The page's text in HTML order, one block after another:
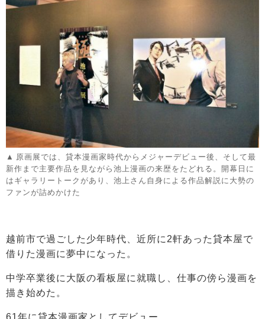
原画展では、貸本漫画家時代からメジャーデビュー後、そして最
新作まで主要作品を見ながら池上漫画の来歴をたどれる。開幕日に
はギャラリートークがあり、池上さん自身による作品解説に大勢の
ファンが詰めかけた
越前市で過ごした少年時代、近所に2軒あった貸本屋で
借りた漫画に夢中になった。
中学卒業後に大阪の看板屋に就職し、仕事の傍ら漫画を
描き始めた。